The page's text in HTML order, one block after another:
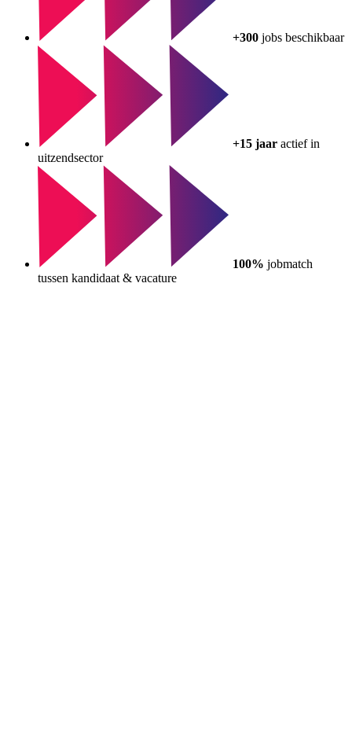
+300 jobs beschikbaar
+15 jaar actief in
uitzendsector
100% jobmatch
tussen kandidaat & vacature